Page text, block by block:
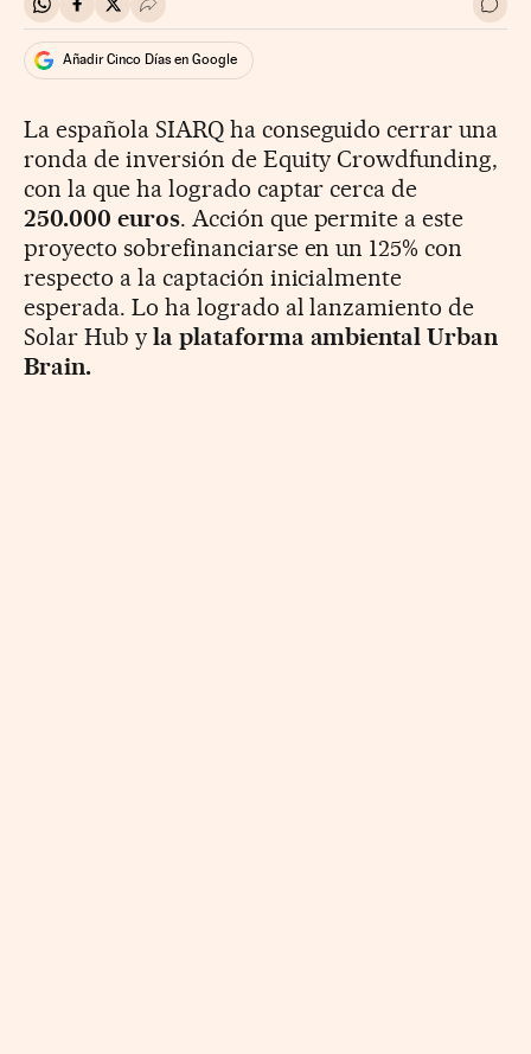
Compartir en Whatsapp
Compartir en Facebook
Compartir en Twitter
Desplegar Redes Sociales Ir a
Añadir Cinco Días en Google
La española SIARQ ha conseguido cerrar una
ronda de inversión de Equity Crowdfunding,
con la que ha logrado captar cerca de
250.000 euros. Acción que permite a este
proyecto sobrefinanciarse en un 125% con
respecto a la captación inicialmente
esperada. Lo ha logrado al lanzamiento de
Solar Hub y la plataforma ambiental Urban
Brain.